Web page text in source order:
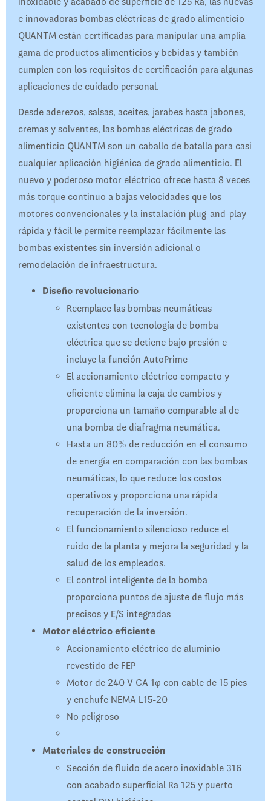
e innovadoras bombas eléctricas de grado alimenticio
QUANTM están certificadas para manipular una amplia
gama de productos alimenticios y bebidas y también
cumplen con los requisitos de certificación para algunas
aplicaciones de cuidado personal.
Desde aderezos, salsas, aceites, jarabes hasta jabones,
cremas y solventes, las bombas eléctricas de grado
alimenticio QUANTM son un caballo de batalla para casi
cualquier aplicación higiénica de grado alimenticio. El
nuevo y poderoso motor eléctrico ofrece hasta 8 veces
más torque continuo a bajas velocidades que los
motores convencionales y la instalación plug-and-play
rápida y fácil le permite reemplazar fácilmente las
bombas existentes sin inversión adicional o
remodelación de infraestructura.
Diseño revolucionario
Reemplace las bombas neumáticas
existentes con tecnología de bomba
eléctrica que se detiene bajo presión e
incluye la función AutoPrime
El accionamiento eléctrico compacto y
eficiente elimina la caja de cambios y
proporciona un tamaño comparable al de
una bomba de diafragma neumática.
Hasta un 80% de reducción en el consumo
de energía en comparación con las bombas
neumáticas, lo que reduce los costos
operativos y proporciona una rápida
recuperación de la inversión.
El funcionamiento silencioso reduce el
ruido de la planta y mejora la seguridad y la
salud de los empleados.
El control inteligente de la bomba
proporciona puntos de ajuste de flujo más
precisos y E/S integradas
Motor eléctrico eficiente
Accionamiento eléctrico de aluminio
revestido de FEP
Motor de 240 V CA 1φ con cable de 15 pies
y enchufe NEMA L15-20
No peligroso
Materiales de construcción
Sección de fluido de acero inoxidable 316
con acabado superficial Ra 125 y puerto